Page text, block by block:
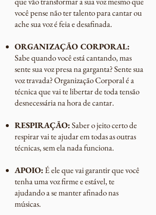
você pense não ter talento para cantar ou
ache sua voz é feia e desafinada.
ORGANIZAÇÃO CORPORAL:
Sabe quando você está cantando, mas
sente sua voz presa na garganta? Sente sua
voz travada? Organização Corporal é a
técnica que vai te libertar de toda tensão
desnecessária na hora de cantar.
RESPIRAÇÃO:Saber o jeito certo de
respirar vai te ajudar em todas as outras
técnicas, sem ela nada funciona.
APOIO: É ele que vai garantir que você
tenha uma voz firme e estável, te
ajudando a se manter afinado nas
músicas.